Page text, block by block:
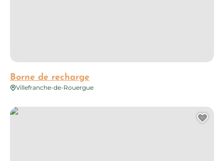
Borne de recharge
Villefranche-de-Rouergue
Borne de recharge